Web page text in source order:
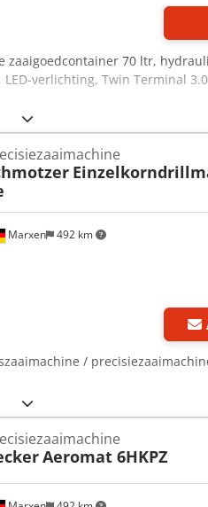
zaaigoedcontainer 70 ltr,
verlichting, Twin Terminal
Marxen 492 km
/
Aeromat 6HKPZ